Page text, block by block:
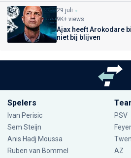
29 juli
9K+ views
Ajax heeft Arokodare
niet bij blijven
Spelers
Ivan Perisic
Sem Steijn
Anis Hadj Moussa
Ruben van Bommel
PSV
AZ